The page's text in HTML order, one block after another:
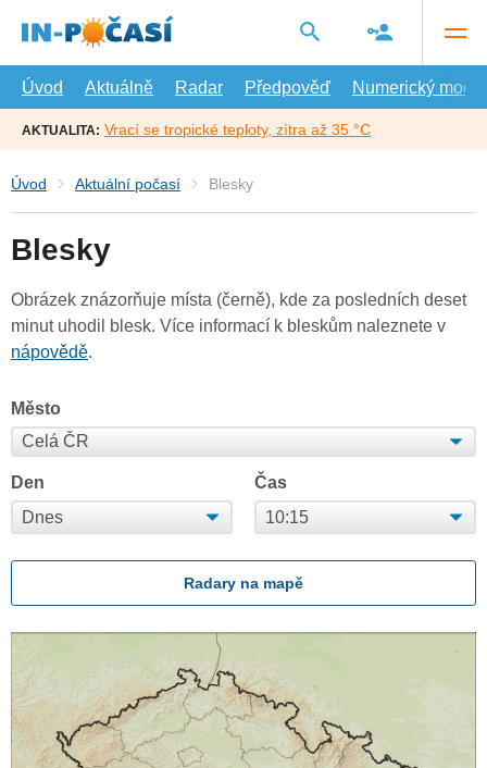
hlavní
Úvod
Aktuálně Radar Předpověď Numerický model
AKTUALITA: Vrací se tropické teploty, zítra až 35 °C
Úvod Aktuální počasí Blesky
Blesky
Obrázek znázorňuje místa (černě), kde za posledních deset
minut uhodil blesk. Více informací k bleskům naleznete v
nápovědě.
Město
Den Čas
Radary na mapě